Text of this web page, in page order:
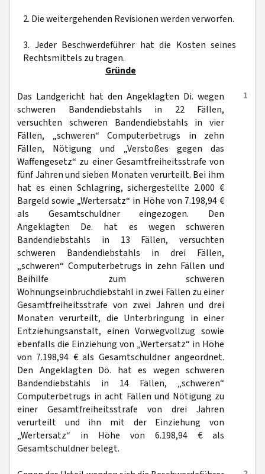
2. Die weitergehenden Revisionen werden verworfen.
3. Jeder Beschwerdeführer hat die Kosten seines
Rechtsmittels zu tragen.
Gründe
1
Das Landgericht hat den Angeklagten Di. wegen
schweren Bandendiebstahls in 22 Fällen,
versuchten schweren Bandendiebstahls in vier
Fällen, „schweren“ Computerbetrugs in zehn
Fällen, Nötigung und „Verstoßes gegen das
Waffengesetz“ zu einer Gesamtfreiheitsstrafe von
fünf Jahren und sieben Monaten verurteilt. Bei ihm
hat es einen Schlagring, sichergestellte 2.000 €
Bargeld sowie „Wertersatz“ in Höhe von 7.198,94 €
als Gesamtschuldner eingezogen. Den
Angeklagten De. hat es wegen schweren
Bandendiebstahls in 13 Fällen, versuchten
schweren Bandendiebstahls in drei Fällen,
„schweren“ Computerbetrugs in zehn Fällen und
Beihilfe zum schweren
Wohnungseinbruchdiebstahl in zwei Fällen zu einer
Gesamtfreiheitsstrafe von zwei Jahren und drei
Monaten verurteilt, die Unterbringung in einer
Entziehungsanstalt, einen Vorwegvollzug sowie
ebenfalls die Einziehung von „Wertersatz“ in Höhe
von 7.198,94 € als Gesamtschuldner angeordnet.
Den Angeklagten Dö. hat es wegen schweren
Bandendiebstahls in 14 Fällen, „schweren“
Computerbetrugs in acht Fällen und Nötigung zu
einer Gesamtfreiheitsstrafe von drei Jahren
verurteilt und ihn mit der Einziehung von
„Wertersatz“ in Höhe von 6.198,94 € als
Gesamtschuldner belegt.